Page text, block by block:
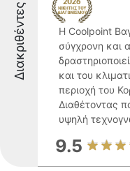
Διακριθέντες
Η Coolpoint
σύγχρονη και
και του
περιοχή του
Διαθέτοντας
υψηλή
9.5